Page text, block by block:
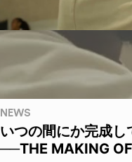
NEWS
いつの間にか完成し
──THE MAKING